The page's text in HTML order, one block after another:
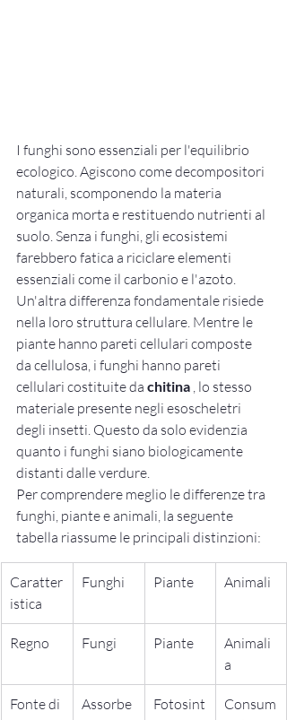
I funghi sono essenziali per l'equilibrio
ecologico. Agiscono come decompositori
naturali, scomponendo la materia
organica morta e restituendo nutrienti al
suolo. Senza i funghi, gli ecosistemi
farebbero fatica a riciclare elementi
essenziali come il carbonio e l'azoto.
Un'altra differenza fondamentale risiede
nella loro struttura cellulare. Mentre le
piante hanno pareti cellulari composte
da cellulosa, i funghi hanno pareti
cellulari costituite da chitina , lo stesso
materiale presente negli esoscheletri
degli insetti. Questo da solo evidenzia
quanto i funghi siano biologicamente
distanti dalle verdure.
Per comprendere meglio le differenze tra
funghi, piante e animali, la seguente
tabella riassume le principali distinzioni:
Caratter
istica
Funghi Piante Animali
Regno Fungi Piante
Animali
a
Fonte di
Assorbe
Fotosint
Consum